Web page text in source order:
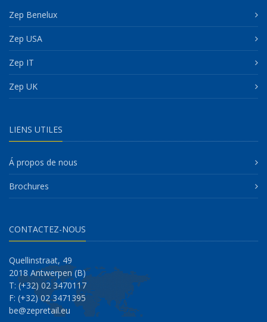
Zep Benelux
Zep USA
Zep IT
Zep UK
LIENS UTILES
Á propos de nous
Brochures
CONTACTEZ-NOUS
Quellinstraat, 49
2018 Antwerpen (B)
T: (+32) 02 3470117
F: (+32) 02 3471395
be@zepretail.eu